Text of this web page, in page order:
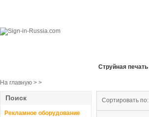
Cтруйная печать
На главную > >
Поиск
Рекламное оборудование
Сортировать по: